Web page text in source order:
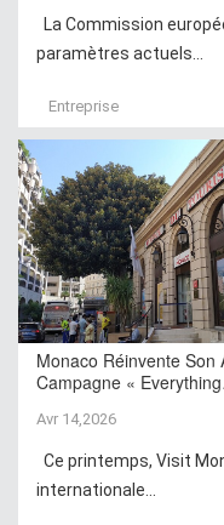
La Commission
paramètres actuels...
Entreprise
Monaco Réinvente Son
Campagne «
Avr 14,2026
Ce printemps, Visit
internationale...